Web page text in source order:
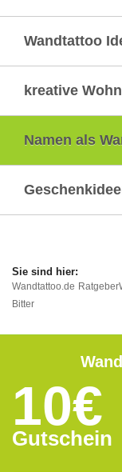
Wandtattoo
kreative
Namen als
Wandtattoo.de Ratgeber
Bitter
10€
Gutschein